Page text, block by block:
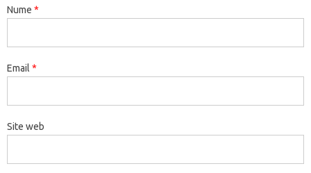
Nume *
Email *
Site web